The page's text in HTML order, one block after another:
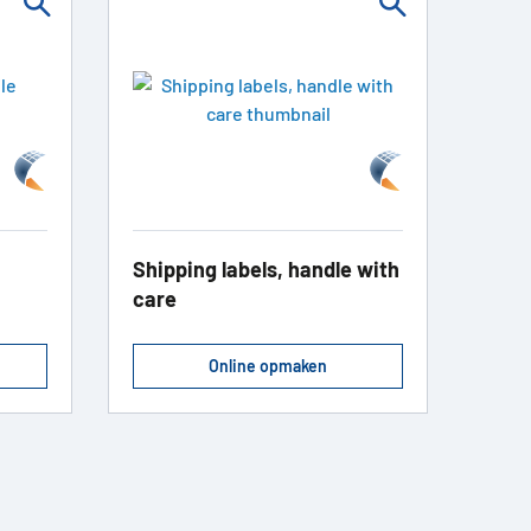
Shipping labels, handle with
care
Online opmaken